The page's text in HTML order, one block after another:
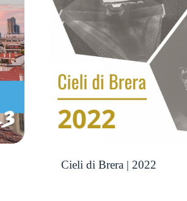
Cieli di Brera | 2022